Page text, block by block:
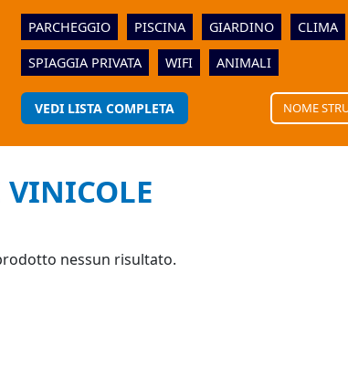
PARCHEGGIO PISCINA GIARDINO CLIMA
SPIAGGIA PRIVATA WIFI ANIMALI
VEDI LISTA COMPLETA
nessun risultato.